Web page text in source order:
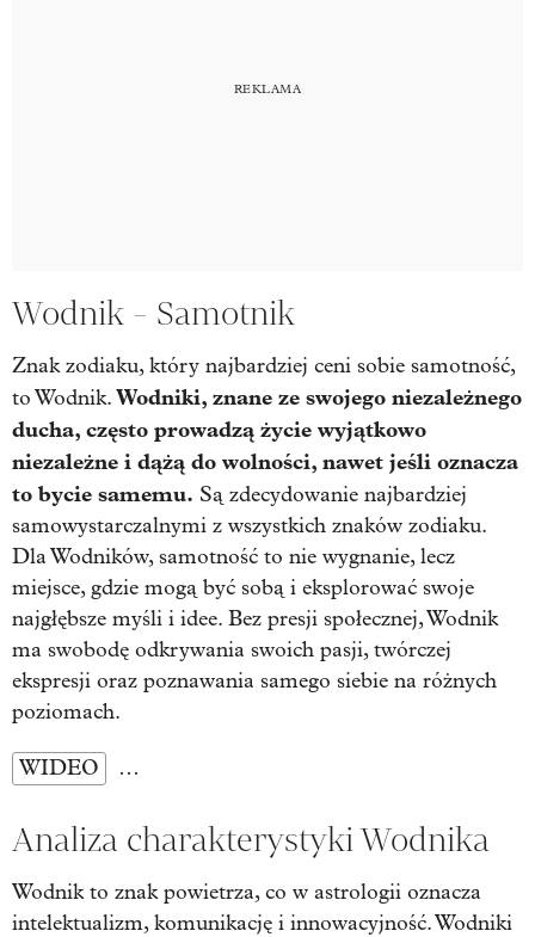
Wodnik - Samotnik
Znak zodiaku, który najbardziej ceni sobie samotność,
to Wodnik.Wodniki, znane ze swojego niezależnego
ducha, często prowadzą życie wyjątkowo
niezależne i dążą do wolności, nawet jeśli oznacza
to bycie samemu. Są zdecydowanie najbardziej
samowystarczalnymi z wszystkich znaków zodiaku.
Dla Wodników, samotność to nie wygnanie, lecz
miejsce, gdzie mogą być sobą i eksplorować swoje
najgłębsze myśli i idee. Bez presji społecznej, Wodnik
ma swobodę odkrywania swoich pasji, twórczej
ekspresji oraz poznawania samego siebie na różnych
poziomach.
WIDEO …
Analiza charakterystyki Wodnika
Wodnik to znak powietrza, co w astrologii oznacza
intelektualizm, komunikację i innowacyjność. Wodniki